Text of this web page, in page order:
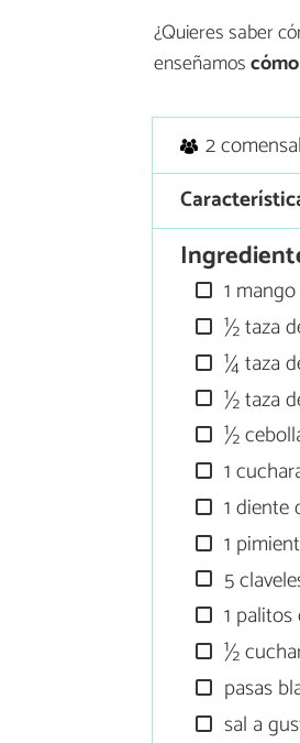
¿Quieres saber
enseñamos
2
1 mango
½ taza
¼ taza
½ taza
½
1
1 diente
1
5
1
½
pasas
sal a